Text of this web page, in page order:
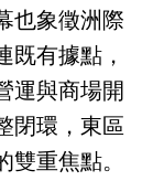
也象徵洲際
既有據點，
運與商場開
閉環，東區
雙重焦點。